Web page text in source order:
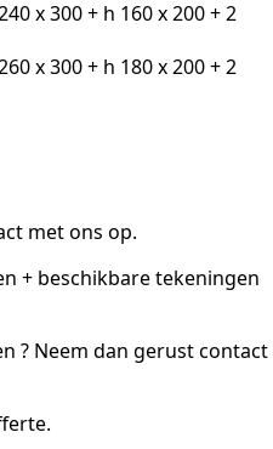
x 300 + h 160 x 200 + 2
x 300 + h 180 x 200 + 2
met ons op.
+ beschikbare tekeningen
? Neem dan gerust contact